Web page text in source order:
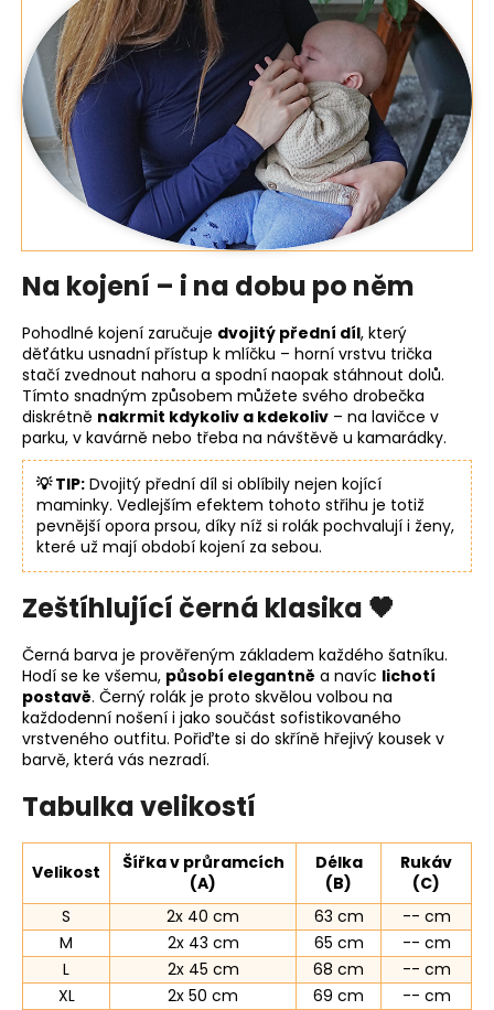
Na kojení – i na dobu po něm
Pohodlné kojení zaručuje dvojitý přední díl, který
děťátku usnadní přístup k mlíčku – horní vrstvu trička
stačí zvednout nahoru a spodní naopak stáhnout dolů.
Tímto snadným způsobem můžete svého drobečka
diskrétně nakrmit kdykoliv a kdekoliv – na lavičce v
parku, v kavárně nebo třeba na návštěvě u kamarádky.
💡 TIP: Dvojitý přední díl si oblíbily nejen kojící
maminky. Vedlejším efektem tohoto střihu je totiž
pevnější opora prsou, díky níž si rolák pochvalují i ženy,
které už mají období kojení za sebou.
Zeštíhlující černá klasika 🖤
Černá barva je prověřeným základem každého šatníku.
Hodí se ke všemu, působí elegantně a navíc lichotí
postavě. Černý rolák je proto skvělou volbou na
každodenní nošení i jako součást sofistikovaného
vrstveného outfitu. Pořiďte si do skříně hřejivý kousek v
barvě, která vás nezradí.
Tabulka velikostí
Velikost
Šířka v průramcích
(A)
Délka
(B)
Rukáv
(C)
S
2x 40 cm 63 cm
-- cm
M
2x 43 cm 65 cm
-- cm
L
2x 45 cm 68 cm
-- cm
XL
2x 50 cm 69 cm
-- cm